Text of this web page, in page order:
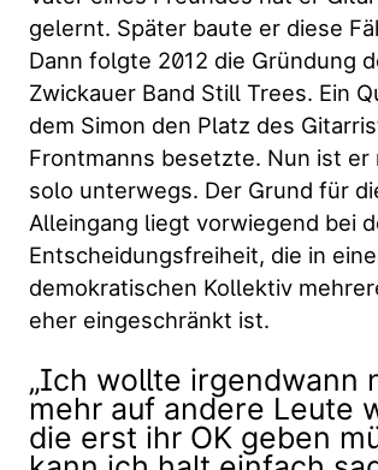
gelernt. Später baute er diese
Dann folgte 2012 die Gründung
Zwickauer Band Still Trees. Ein
dem Simon den Platz des
Frontmanns besetzte. Nun ist
solo unterwegs. Der Grund für
Alleingang liegt vorwiegend bei
Entscheidungsfreiheit, die in
demokratischen Kollektiv
eher eingeschränkt ist.
„Ich wollte irgendwann
mehr auf andere Leute
die erst ihr OK geben